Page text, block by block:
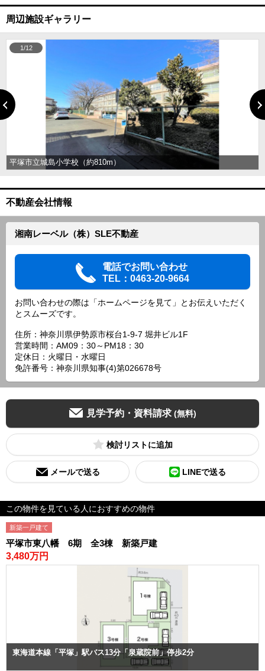
周辺施設ギャラリー
平塚市立城島小学校（約810m）
1/12
不動産会社情報
湘南レーベル（株）SLE不動産
電話でお問い合わせ
TEL：0463-20-9664
お問い合わせの際は「ホームページを見て」とお伝えいただく
とスムーズです。
住所：神奈川県伊勢原市桜台1-9-7 堀井ビル1F
営業時間：AM09：30～PM18：30
定休日：火曜日・水曜日
免許番号：神奈川県知事(4)第026678号
見学予約・資料請求 (無料)
検討リスト
メールで送る LINEで送る
この物件を見ている人におすすめの物件
新築一戸建て
平塚市東八幡 6期 全3棟 新築戸建
3,480万円
東海道本線「平塚」駅バス13分「泉蔵院前」停歩2分